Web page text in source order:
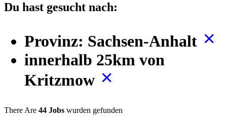
Du hast gesucht nach:
Provinz: Sachsen-Anhalt
innerhalb 25km von
Kritzmow
There Are 44 Jobs wurden gefunden